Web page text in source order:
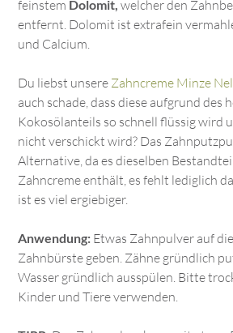
feinstem Dolomit, welcher den
entfernt. Dolomit ist extrafein
und Calcium.
Du liebst unsere Zahncreme Minze
auch schade, dass diese aufgrund des
Kokosölanteils so schnell flüssig wird
nicht verschickt wird? Das
Alternative, da es dieselben
Zahncreme enthält, es fehlt lediglich
ist es viel ergiebiger.
Anwendung: Etwas Zahnpulver auf
Zahnbürste geben. Zähne gründlich
Wasser gründlich ausspülen. Bitte
Kinder und Tiere verwenden.